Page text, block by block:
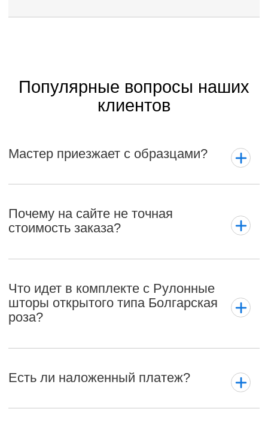
Популярные вопросы наших
клиентов
Мастер приезжает с образцами?
Почему на сайте не точная
стоимость заказа?
Что идет в комплекте с Рулонные
шторы открытого типа Болгарская
роза?
Есть ли наложенный платеж?